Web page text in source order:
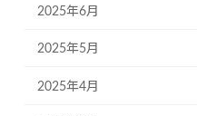
2025年6月
2025年5月
2025年4月